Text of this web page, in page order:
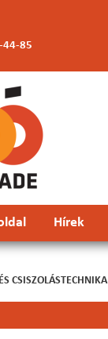
44-85
Hírek
CSISZOLÁSTECHNIKA